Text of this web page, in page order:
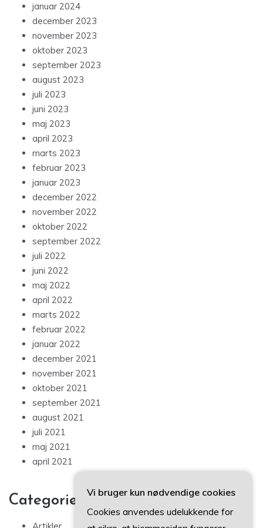
januar 2024
december 2023
november 2023
oktober 2023
september 2023
august 2023
juli 2023
juni 2023
maj 2023
april 2023
marts 2023
februar 2023
januar 2023
december 2022
november 2022
oktober 2022
september 2022
juli 2022
juni 2022
maj 2022
april 2022
marts 2022
februar 2022
januar 2022
december 2021
november 2021
oktober 2021
september 2021
august 2021
juli 2021
maj 2021
april 2021
Categories
Vi bruger kun nødvendige cookies
Cookies anvendes udelukkende for